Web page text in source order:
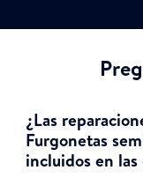
¿Las
Furgonetas
incluidos en las